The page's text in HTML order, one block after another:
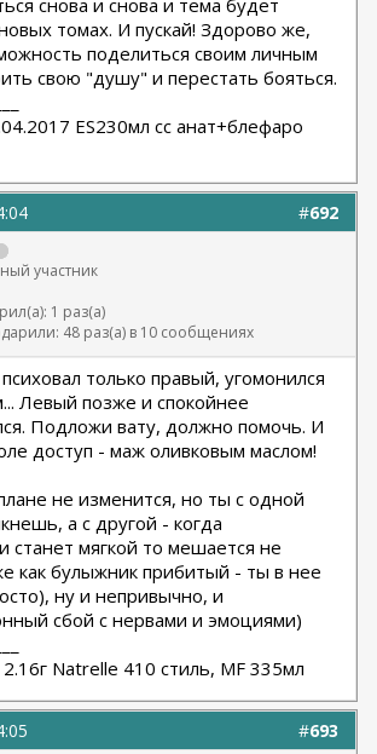
снова и снова и тема будет
томах. И пускай! Здорово же,
поделиться своим личным
свою "душу" и перестать бояться.
ES230мл сс анат+блефаро
#692
участник
1 раз(а)
48 раз(а) в 10 сообщениях
только правый, угомонился
Левый позже и спокойнее
Подложи вату, должно помочь. И
доступ - маж оливковым маслом!
не изменится, но ты с одной
а с другой - когда
станет мягкой то мешается не
как булыжник прибитый - ты в нее
ну и непривычно, и
сбой с нервами и эмоциями)
Natrelle 410 стиль, MF 335мл
#693